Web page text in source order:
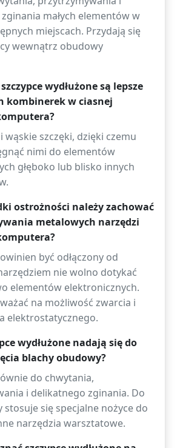
małych elementów w
miejscach. Przydają się
wewnątrz obudowy
wydłużone są lepsze
kombinerek w ciasnej
wąskie szczęki, dzięki czemu
nimi do elementów
głęboko lub blisko innych
ostrożności należy zachować
metalowych narzędzi
być odłączony od
nie wolno dotykać
elementów elektronicznych.
na możliwość zwarcia i
elektrostatycznego.
wydłużone nadają się do
blachy obudowy?
do chwytania,
i delikatnego zginania. Do
stosuje się specjalne nożyce do
narzędzia warsztatowe.